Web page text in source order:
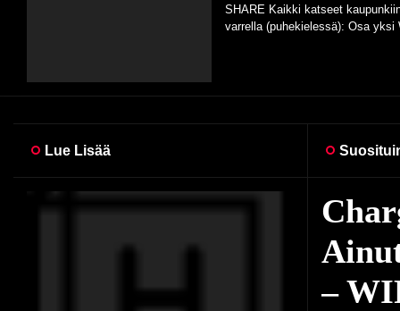
SHARE Kaikki katseet
varrella (puhekielessä): Osa yksi
–
Wilson
Wilson
Lue Lisää